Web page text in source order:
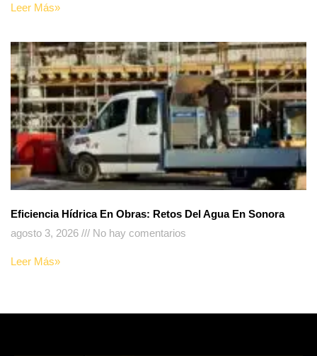
Leer Más»
Eficiencia Hídrica En Obras: Retos Del Agua En Sonora
agosto 3, 2026
No hay comentarios
Leer Más»